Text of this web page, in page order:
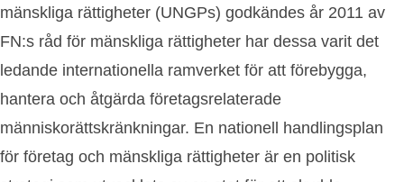
mänskliga rättigheter (UNGPs) godkändes år 2011 av
FN:s råd för mänskliga rättigheter har dessa varit det
ledande internationella ramverket för att förebygga,
hantera och åtgärda företagsrelaterade
människorättskränkningar. En nationell handlingsplan
för företag och mänskliga rättigheter är en politisk